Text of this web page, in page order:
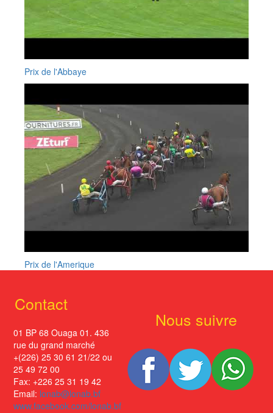
Prix de l'Abbaye
Prix de l'Amerique
Contact
01 BP 68 Ouaga 01. 436
rue du grand marché
+(226) 25 30 61 21/22 ou
25 49 72 00
Fax: +226 25 31 19 42
Email: lonab@lonab.bf
www.facebook.com/lonab.bf
Nous suivre